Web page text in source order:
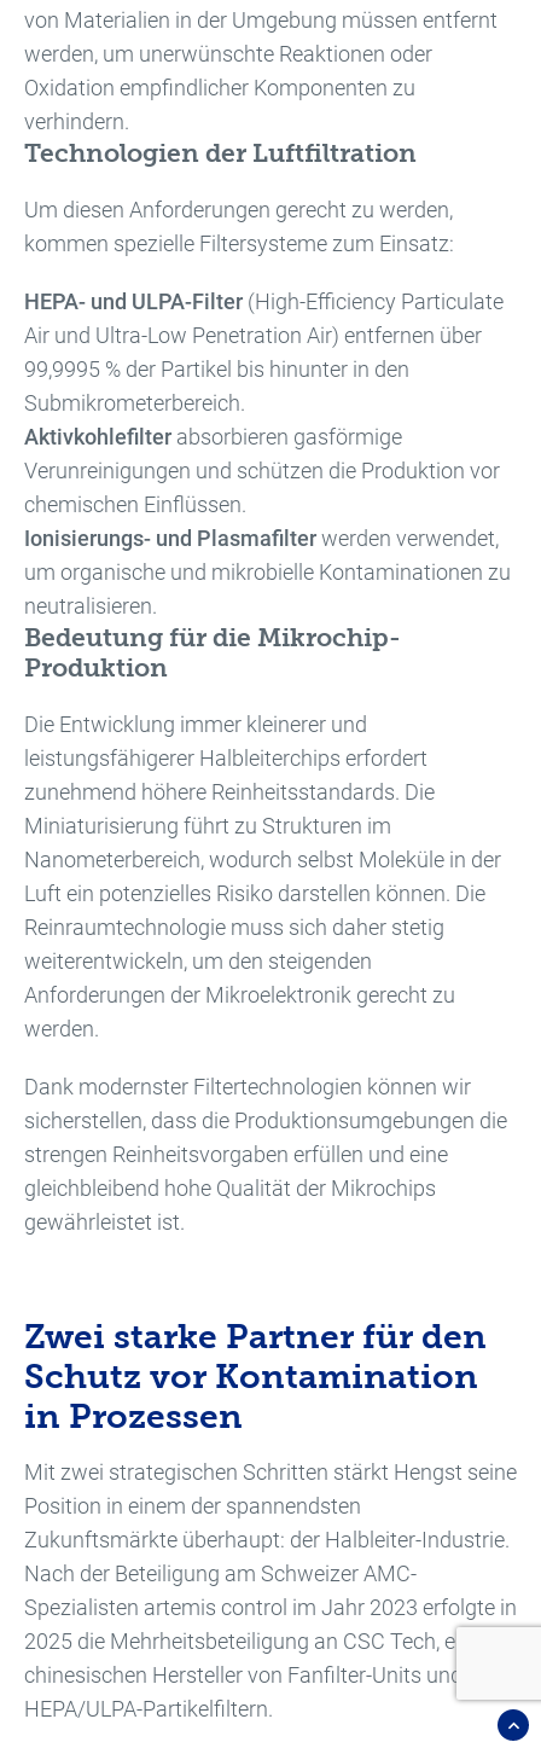
von Materialien in der Umgebung müssen entfernt
werden, um unerwünschte Reaktionen oder
Oxidation empfindlicher Komponenten zu
verhindern.
Technologien der Luftfiltration
Um diesen Anforderungen gerecht zu werden,
kommen spezielle Filtersysteme zum Einsatz:
HEPA- und ULPA-Filter (High-Efficiency Particulate
Air und Ultra-Low Penetration Air) entfernen über
99,9995 % der Partikel bis hinunter in den
Submikrometerbereich.
Aktivkohlefilter absorbieren gasförmige
Verunreinigungen und schützen die Produktion vor
chemischen Einflüssen.
Ionisierungs- und Plasmafilterwerden verwendet,
um organische und mikrobielle Kontaminationen zu
neutralisieren.
Bedeutung für die Mikrochip-
Produktion
Die Entwicklung immer kleinerer und
leistungsfähigerer Halbleiterchips erfordert
zunehmend höhere Reinheitsstandards. Die
Miniaturisierung führt zu Strukturen im
Nanometerbereich, wodurch selbst Moleküle in der
Luft ein potenzielles Risiko darstellen können. Die
Reinraumtechnologie muss sich daher stetig
weiterentwickeln, um den steigenden
Anforderungen der Mikroelektronik gerecht zu
werden.
Dank modernster Filtertechnologien können wir
sicherstellen, dass die Produktionsumgebungen die
strengen Reinheitsvorgaben erfüllen und eine
gleichbleibend hohe Qualität der Mikrochips
gewährleistet ist.
Zwei starke Partner für den
Schutz vor Kontamination
in Prozessen
Mit zwei strategischen Schritten stärkt Hengst seine
Position in einem der spannendsten
Zukunftsmärkte überhaupt: der Halbleiter-Industrie.
Nach der Beteiligung am Schweizer AMC-
Spezialisten artemis control im Jahr 2023 erfolgte in
2025 die Mehrheitsbeteiligung an CSC Tech, einem
chinesischen Hersteller von Fanfilter-Units und
HEPA/ULPA-Partikelfiltern.